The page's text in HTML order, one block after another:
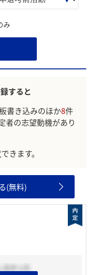
み
すると
書き込みのほか8件
者の志望動機があり
きます。
(無料)
なかった